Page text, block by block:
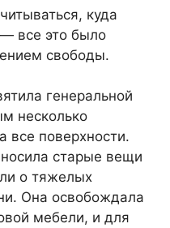
куда
все это было
свободы.
генеральной
несколько
все поверхности.
старые вещи
о тяжелых
Она освобождала
мебели, и для